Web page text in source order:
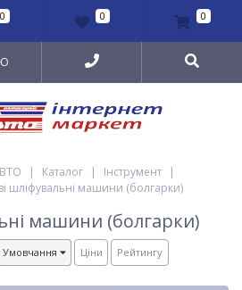
0 0 0
| Каталог | Інструмент
|
шліфувальні машини (болгарки)
машини (болгарки)
Умовчання Ціни Рейтингу